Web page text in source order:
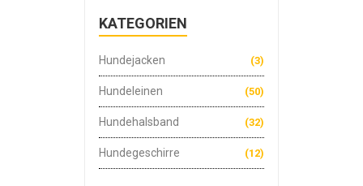
KATEGORIEN
(3)
Hundejacken
(50)
Hundeleinen
(32)
Hundehalsband
(12)
Hundegeschirre